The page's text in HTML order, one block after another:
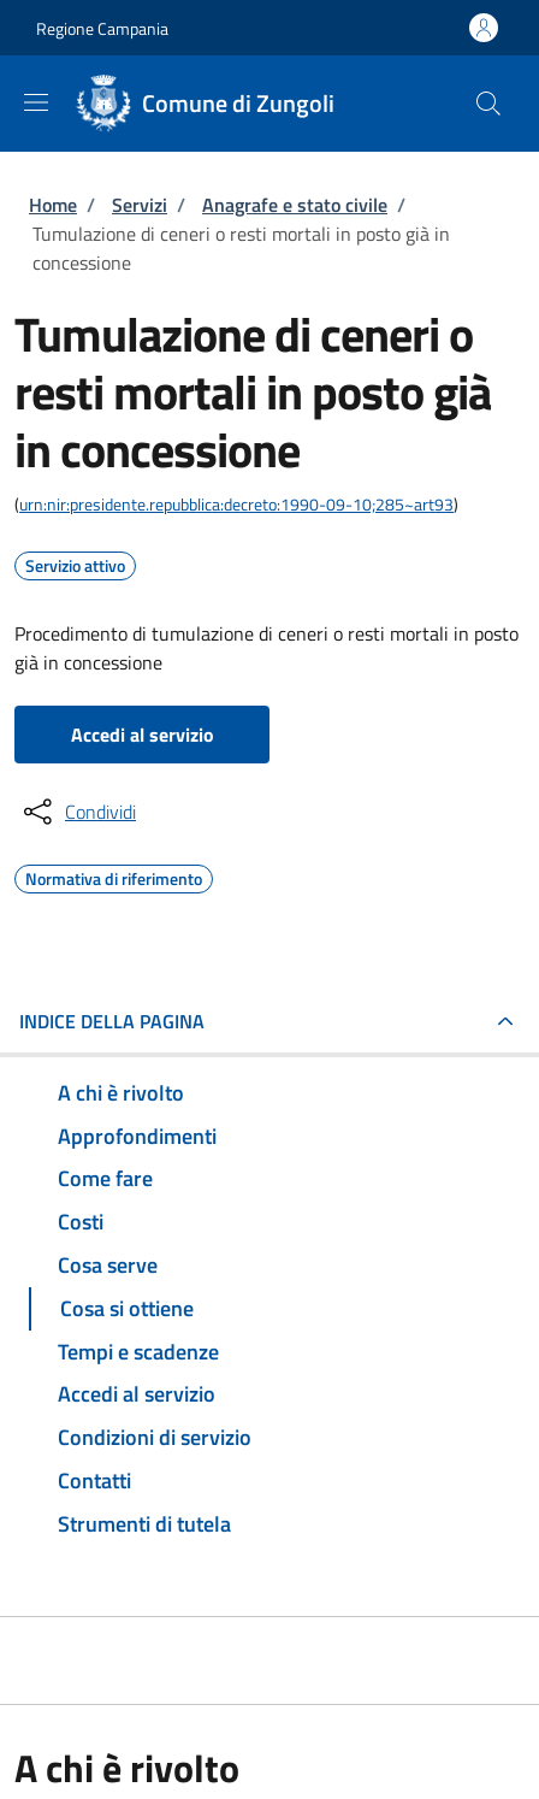
Regione Campania
Comune di Zungoli
Briciole di pane
Home / Servizi / Anagrafe e stato civile /
Tumulazione di ceneri o resti mortali in posto già in
concessione
Tumulazione di ceneri o
resti mortali in posto già
in concessione
(urn:nir:presidente.repubblica:decreto:1990-09-10;285~art93)
Servizio attivo
Procedimento di tumulazione di ceneri o resti mortali in posto
già in concessione
Accedi al servizio
Condividi
Normativa di riferimento
INDICE DELLA PAGINA
A chi è rivolto
Approfondimenti
Come fare
Costi
Cosa serve
Cosa si ottiene
Tempi e scadenze
Accedi al servizio
Condizioni di servizio
Contatti
Strumenti di tutela
A chi è rivolto